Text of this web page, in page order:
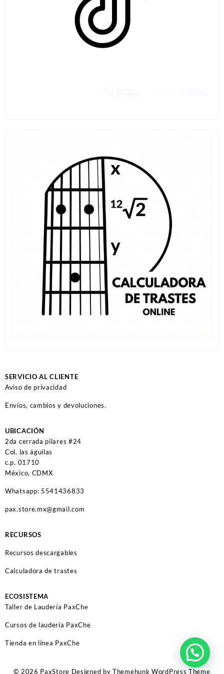
SERVICIO AL CLIENTE
Aviso de privacidad
Envíos, cambios y devoluciones.
UBICACIÓN
2da cerrada pilares #24
Col. las águilas
c.p. 01710
México, CDMX
Whatsapp: 5541436833
pax.store.mx@gmail.com
RECURSOS
Recursos descargables
Calculadora de trastes
ECOSISTEMA
Taller de Laudería PaxChe
Cursos de laudería PaxChe
Tienda en línea PaxChe
© 2026 PaxStore Designed by Themehunk WordPress Theme